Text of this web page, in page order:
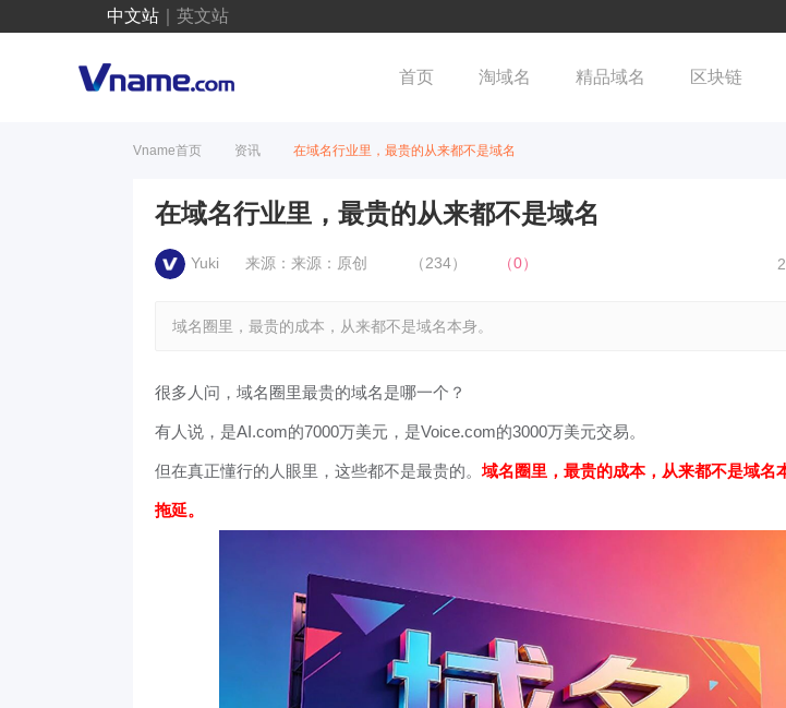
中文站 英文站
首页 淘域名 精品域名 区块链
Vname首页 资讯 在域名行业里，最贵的从来都不是域名
在域名行业里，最贵的从来都不是域名
Yuki 来源：来源：原创 （234） （0）
域名圈里，最贵的成本，从来都不是域名本身。
很多人问，域名圈里最贵的域名是哪一个？
有人说，是AI.com的7000万美元，是Voice.com的3000万美元交易。
但在真正懂行的人眼里，这些都不是最贵的。 域名圈里，最贵的成本，从来都不是域名
拖延。